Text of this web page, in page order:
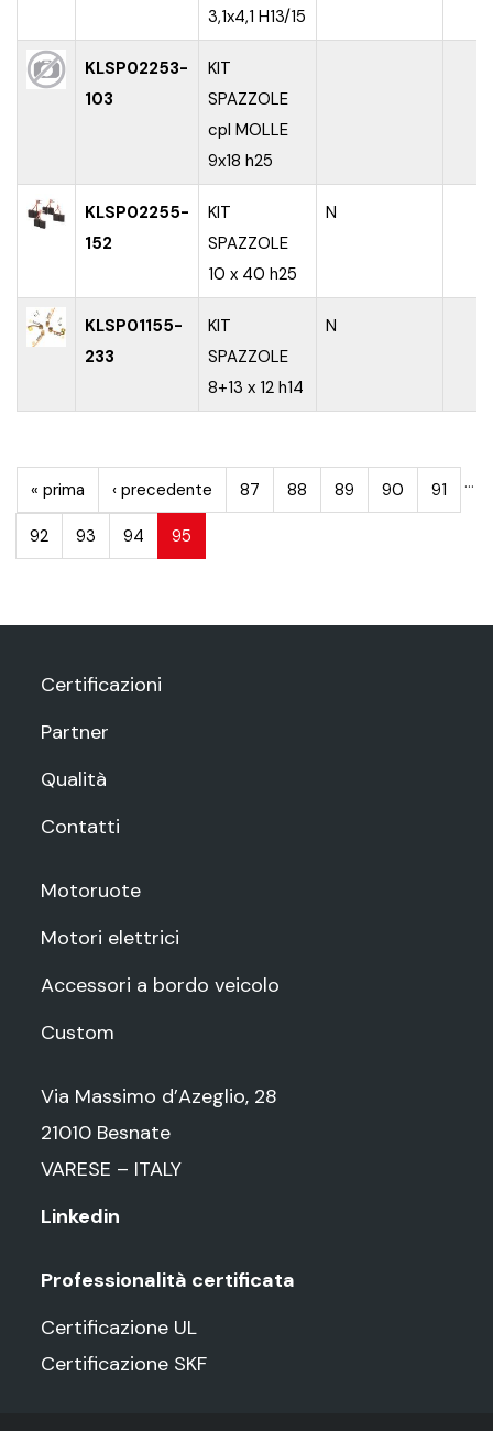
3,1x4,1 H13/15
KLSP02253-
103
KIT
SPAZZOLE
cpl MOLLE
9x18 h25
KLSP02255-
152
KIT
SPAZZOLE
10 x 40 h25
N
KLSP01155-
233
KIT
SPAZZOLE
8+13 x 12 h14
N
PAGINE
« prima ‹ precedente …
87 88 89 90 91
92 93 94 95
Certificazioni
Partner
Qualità
Contatti
Motoruote
Motori elettrici
Accessori a bordo veicolo
Custom
Via Massimo d’Azeglio, 28
21010 Besnate
VARESE – ITALY
Linkedin
Professionalità certificata
Certificazione UL
Certificazione SKF